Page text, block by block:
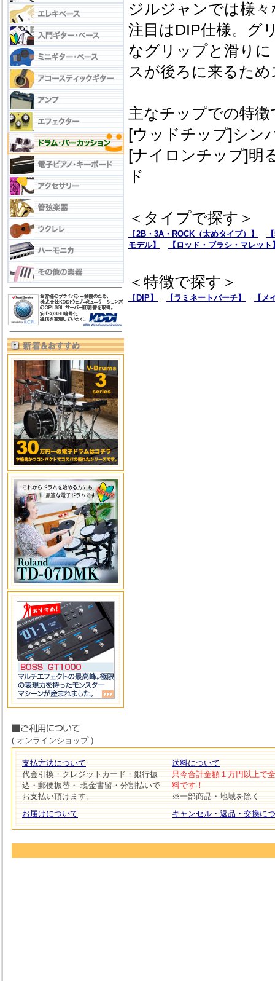
ジルジャンでは様
注目はDIP仕様。グ
なグリップと滑り
スが後ろに来るた
主なチップでの特徴
[ウッドチップ]シン
[ナイロンチップ]明
ド
＜タイプで探す＞
【2B・3A・ROCK （太めタイプ） 】
モデル】
【ロッド・ブラシ・マレット
＜特徴で探す＞
【 DIP】 【ラミネートバーチ】 【メ
( オンラインショップ )
支払方法について
代金引換・クレジットカード・銀行振
込・郵便振替・ 現金書留・分割払いで
お支払い頂けます。
お届けについて
送料について
只今合計金額１万円以上で
料です！
※一部商品・地域を除く
キャンセル・返品・交換に